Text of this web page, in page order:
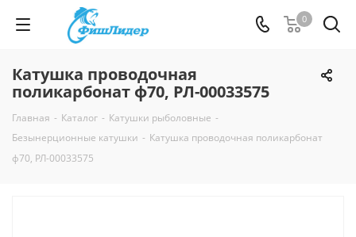
0
Катушка проводочная
поликарбонат ф70, РЛ-00033575
Главная - Каталог - Катушки рыболовные -
Безынерционные катушки - Катушка проводочная поликарбонат
ф70, РЛ-00033575